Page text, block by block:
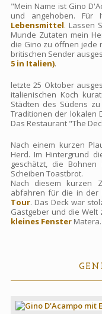
"Mein Name ist Gino
und angehoben. Für
Lebensmittel. Lassen
Munde Zutaten mein
die Gino zu öffnen jede
britischen Sender
5 in Italien).
letzte 25 Oktober
italienischen Koch
Städten des Südens
Traditionen der lokalen
Das Restaurant "The
Nach einem kurzen
Herd. Im Hintergrund
geschätzt, die
Scheiben Toastbrot.
Nach diesem kurzen
abfahren für die in der
Tour. Das Deck war
Gastgeber und die
kleines FensterMatera.